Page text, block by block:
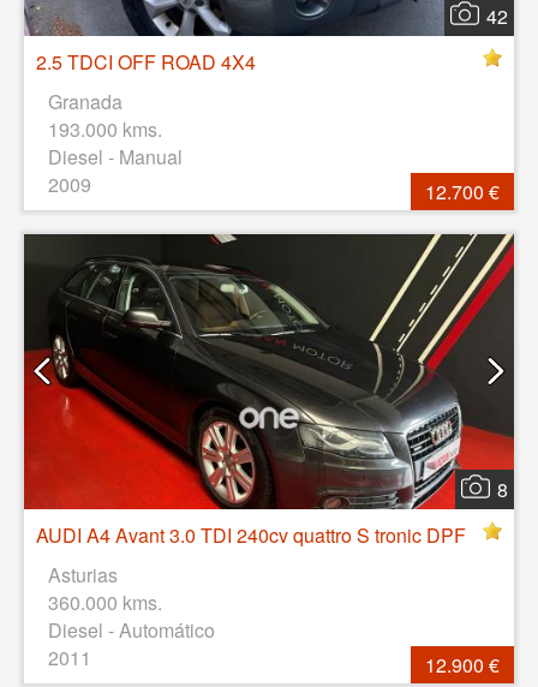
42
2.5 TDCI OFF ROAD 4X4
Granada
193.000 kms.
Diesel - Manual
2009
12.700 €
8
AUDI A4 Avant 3.0 TDI 240cv quattro S tronic DPF
Asturias
360.000 kms.
Diesel - Automático
2011
12.900 €